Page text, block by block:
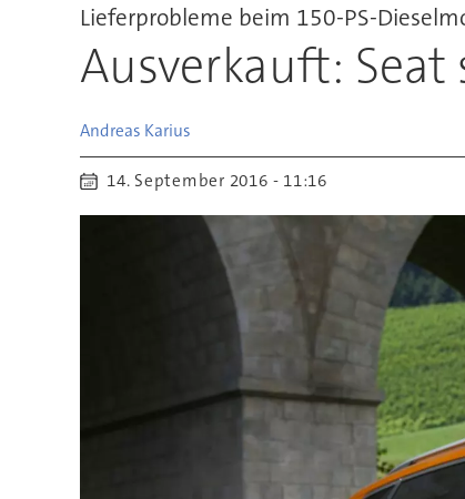
Lieferprobleme beim 150-PS-
Ausverkauft:
Andreas Karius
14. September 2016 - 11:16